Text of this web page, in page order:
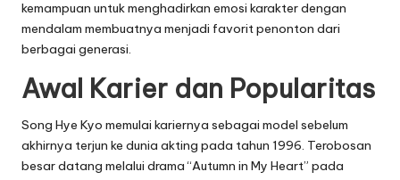
kemampuan untuk menghadirkan emosi karakter dengan
mendalam membuatnya menjadi favorit penonton dari
berbagai generasi.
Awal Karier dan Popularitas
Song Hye Kyo memulai kariernya sebagai model sebelum
akhirnya terjun ke dunia akting pada tahun 1996. Terobosan
besar datang melalui drama“Autumn in My Heart” pada